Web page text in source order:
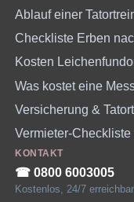
Ablauf einer
Checkliste Erben
Kosten
Was kostet eine
Versicherung &
Vermieter-Checkliste
KONTAKT
☎︎ 0800 6003005
Kostenlos, 24/7 erreichbar